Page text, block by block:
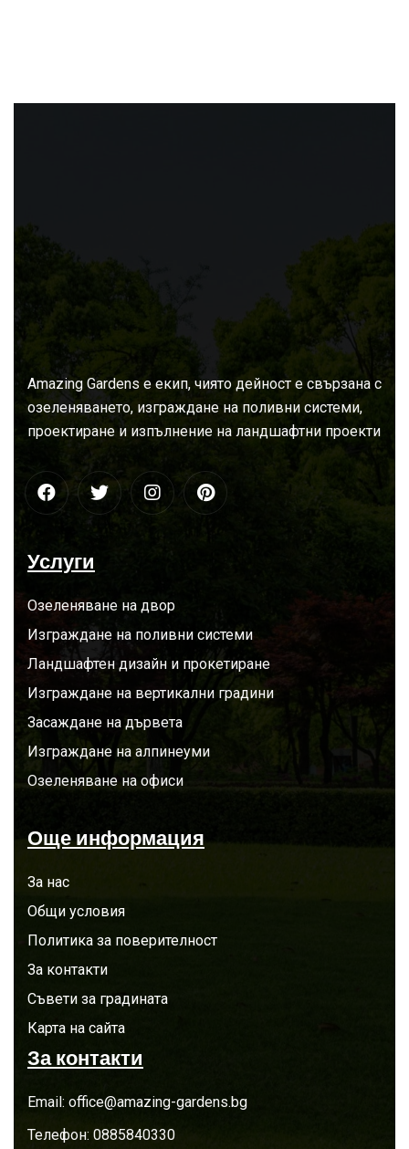
Занас
Amazing Gardens е екип, чиято дейност е свързана с
озеленяването, изграждане на поливни системи,
проектиране и изпълнение на ландшафтни проекти
Услуги
Озеленяване на двор
Изграждане на поливни системи
Ландшафтен дизайн и прокетиране
Изграждане на вертикални градини
Засаждане на дървета
Изграждане на алпинеуми
Озеленяване на офиси
Още информация
За нас
Общи условия
Политика за поверителност
За контакти
Съвети за градината
Карта на сайта
За контакти
Email: office@amazing-gardens.bg
Телефон: 0885840330